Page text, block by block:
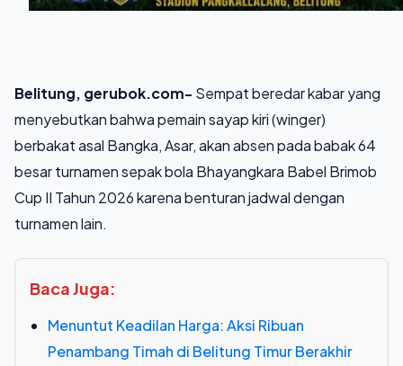
Belitung, gerubok.com- Sempat beredar kabar yang
menyebutkan bahwa pemain sayap kiri (winger)
berbakat asal Bangka, Asar, akan absen pada babak 64
besar turnamen sepak bola Bhayangkara Babel Brimob
Cup II Tahun 2026 karena benturan jadwal dengan
turnamen lain.
Baca Juga:
Menuntut Keadilan Harga: Aksi Ribuan
Penambang Timah di Belitung Timur Berakhir